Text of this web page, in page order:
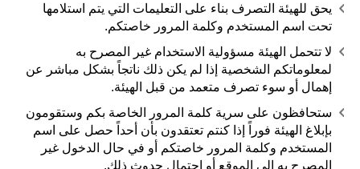
يحق للهيئة التصرف بناء على التعليمات التي يتم استلامها
تحت اسم المستخدم وكلمة المرور خاصتكم.
لا تتحمل الهيئة مسؤولية الاستخدام غير المصرح به
لمعلوماتكم الشخصية إذا لم يكن ذلك ناتجاً بشكل مباشر عن
إهمال أو سوء تصرف متعمد من قبل الهيئة.
ستحافظون على سرية كلمة المرور الخاصة بكم وستقومون
بإبلاغ الهيئة فوراً إذا كنتم تعتقدون بأن أحداً حصل على اسم
المستخدم وكلمة المرور خاصتكم أو في حال الدخول غير
المصرح به إلى الموقع أو احتمال حدوث ذلك.